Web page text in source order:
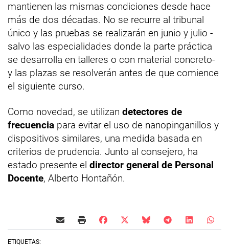
mantienen las mismas condiciones desde hace
más de dos décadas. No se recurre al tribunal
único y las pruebas se realizarán en junio y julio -
salvo las especialidades donde la parte práctica
se desarrolla en talleres o con material concreto-
y las plazas se resolverán antes de que comience
el siguiente curso.
Como novedad, se utilizan detectores de
frecuencia para evitar el uso de nanopinganillos y
dispositivos similares, una medida basada en
criterios de prudencia. Junto al consejero, ha
estado presente el director general de Personal
Docente, Alberto Hontañón.
ETIQUETAS: